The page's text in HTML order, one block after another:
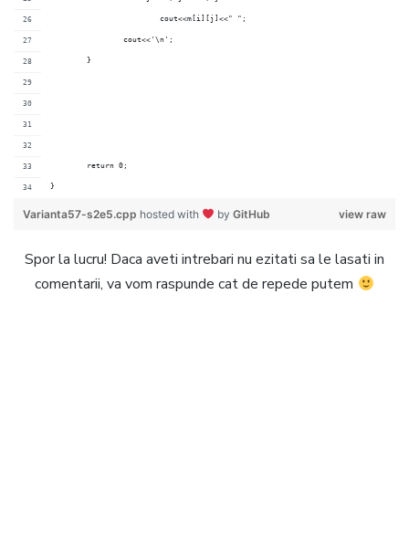
			cout<<m[i][j]<<" ";
		cout<<'\n';
	}
	return 0;
}
view raw
Varianta57-s2e5.cpp hosted with by GitHub
Spor la lucru! Daca aveti intrebari nu ezitati sa le lasati in
comentarii, va vom raspunde cat de repede putem